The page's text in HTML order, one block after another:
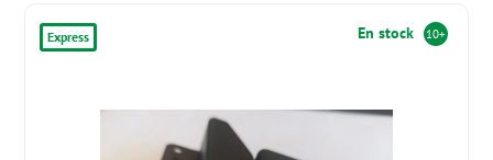
Express En stock 10+